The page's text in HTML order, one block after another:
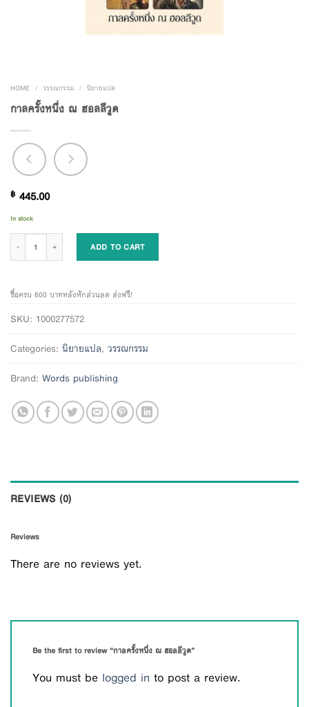
HOME / วรรณกรรม / นิยายแปล
กาลครั้งหนึ่ง ณ ฮอลลีวูด
฿ 445.00
In stock
ADD TO CART
ซื้อครบ 600 บาทหลังหักส่วนลด ส่งฟรี!
SKU: 1000277572
Categories: นิยายแปล, วรรณกรรม
Brand: Words publishing
REVIEWS (0)
Reviews
There are no reviews yet.
Be the first to review “กาลครั้งหนึ่ง ณ ฮอลลีวูด”
You must be logged in to post a review.